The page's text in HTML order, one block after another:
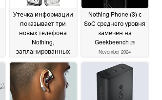
Утечка информации
показывает три
новых телефона
Nothing,
запланированных
2025 года30 November
2024
Nothing Phone (3) с
SoC среднего уровня
замечен на
Geekbeench 25
November 2024